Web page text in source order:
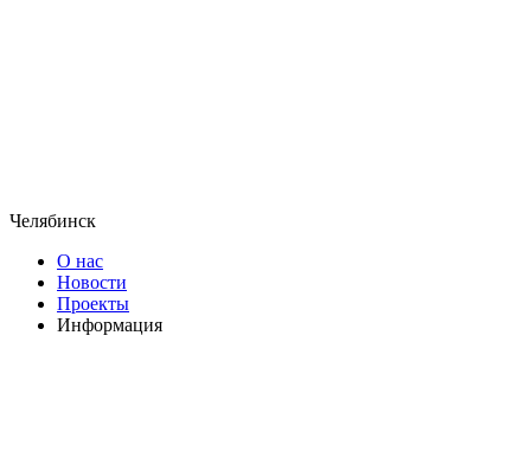
Челябинск
О нас
Новости
Проекты
Информация